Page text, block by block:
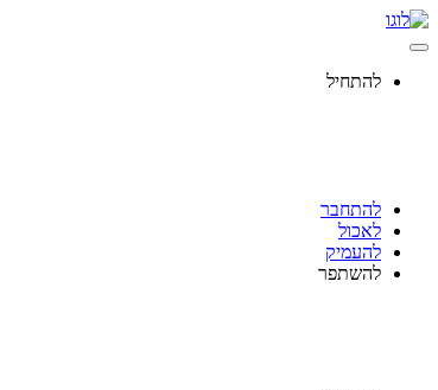
להתחיל
להתחבר
לאכול
להעמיק
להשתפר